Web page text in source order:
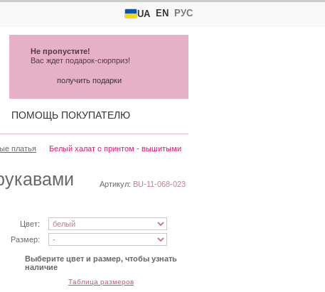
UA EN РУС
Артикул: BU-11-068-023
Цвет:
Размер:
Выберите цвет и размер, чтобы узнать
наличие
Таблица размеров
платья
Белый халат c принтом - вышитыми
ПОМОЩЬ ПОКУПАТЕЛЮ
Не пропустите!
Вас ждет подарок-сюрприз!
получить подарки